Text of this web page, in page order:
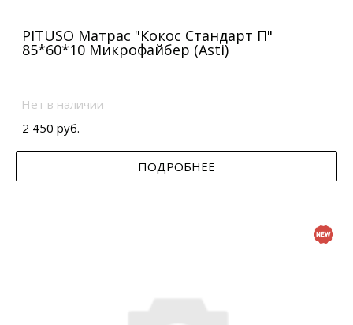
PITUSO Матрас "Кокос Стандарт П"
85*60*10 Микрофайбер (Asti)
Нет в наличии
2 450 руб.
ПОДРОБНЕЕ